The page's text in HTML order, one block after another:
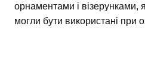
орнаментами і візерунками,
могли бути використані при